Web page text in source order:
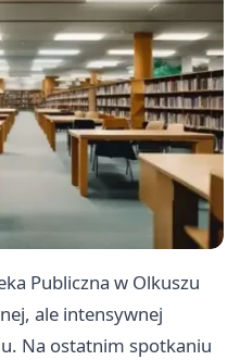
Publiczna w Olkuszu
ale intensywnej
Na ostatnim spotkaniu